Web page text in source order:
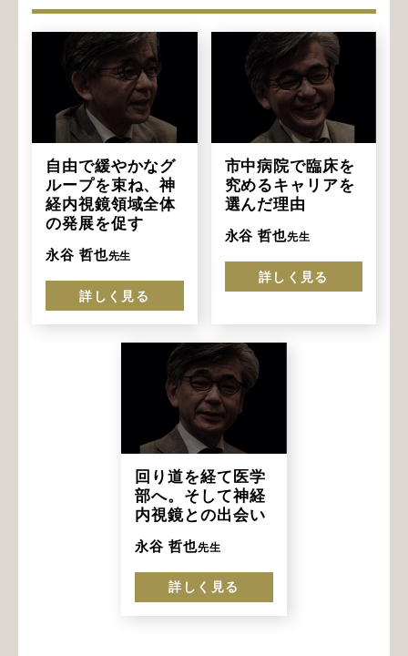
自由で緩やかなグ
ループを束ね、神
経内視鏡領域全体
の発展を促す
永谷 哲也先生
詳しく見る
市中病院で臨床を
究めるキャリアを
選んだ理由
永谷 哲也先生
詳しく見る
回り道を経て医学
部へ。そして神経
内視鏡との出会い
永谷 哲也先生
詳しく見る